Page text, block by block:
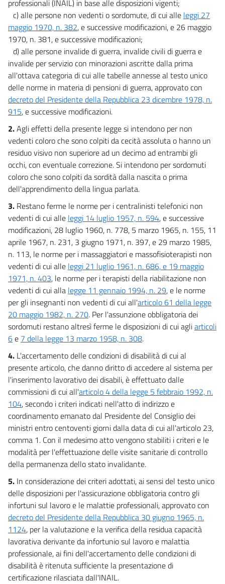
professionali (INAIL) in base alle disposizioni vigenti;
c) alle persone non vedenti o sordomute, di cui alle leggi 27
maggio 1970, n. 382, e successive modificazioni, e 26 maggio
1970, n. 381, e successive modificazioni;
d) alle persone invalide di guerra, invalide civili di guerra e
invalide per servizio con minorazioni ascritte dalla prima
all'ottava categoria di cui alle tabelle annesse al testo unico
delle norme in materia di pensioni di guerra, approvato con
decreto del Presidente della Repubblica 23 dicembre 1978, n.
915, e successive modificazioni.
2.Agli effetti della presente legge si intendono per non
vedenti coloro che sono colpiti da cecità assoluta o hanno un
residuo visivo non superiore ad un decimo ad entrambi gli
occhi, con eventuale correzione. Si intendono per sordomuti
coloro che sono colpiti da sordità dalla nascita o prima
dell'apprendimento della lingua parlata.
3. Restano ferme le norme per i centralinisti telefonici non
vedenti di cui alle leggi 14 luglio 1957, n. 594, e successive
modificazioni, 28 luglio 1960, n. 778, 5 marzo 1965, n. 155, 11
aprile 1967, n. 231, 3 giugno 1971, n. 397, e 29 marzo 1985,
n. 113, le norme per i massaggiatori e massofisioterapisti non
vedenti di cui alle leggi 21 luglio 1961, n. 686, e 19 maggio
1971, n. 403, le norme per i terapisti della riabilitazione non
vedenti di cui alla legge 11 gennaio 1994, n. 29, e le norme
per gli insegnanti non vedenti di cui all'articolo 61 della legge
20 maggio 1982, n. 270. Per l'assunzione obbligatoria dei
sordomuti restano altresì ferme le disposizioni di cui agliarticoli
6e 7 della legge 13 marzo 1958, n. 308.
4. L'accertamento delle condizioni di disabilità di cui al
presente articolo, che danno diritto di accedere al sistema per
l'inserimento lavorativo dei disabili, è effettuato dalle
commissioni di cui all'articolo 4 della legge 5 febbraio 1992, n.
104, secondo i criteri indicati nell'atto di indirizzo e
coordinamento emanato dal Presidente del Consiglio dei
ministri entro centoventi giorni dalla data di cui all'articolo 23,
comma 1. Con il medesimo atto vengono stabiliti i criteri e le
modalità per l'effettuazione delle visite sanitarie di controllo
della permanenza dello stato invalidante.
5. In considerazione dei criteri adottati, ai sensi del testo unico
delle disposizioni per l'assicurazione obbligatoria contro gli
infortuni sul lavoro e le malattie professionali, approvato con
decreto del Presidente della Repubblica 30 giugno 1965, n.
1124, per la valutazione e la verifica della residua capacità
lavorativa derivante da infortunio sul lavoro e malattia
professionale, ai fini dell'accertamento delle condizioni di
disabilità è ritenuta sufficiente la presentazione di
certificazione rilasciata dall'INAIL.